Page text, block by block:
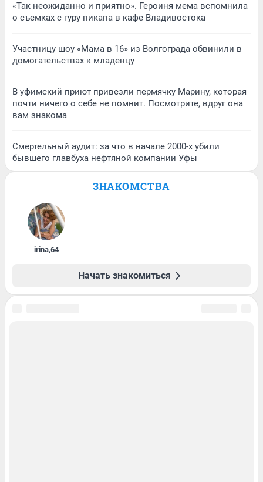
«Так неожиданно и приятно». Героиня мема вспомнила
о съемках с гуру пикапа в кафе Владивостока
Участницу шоу «Мама в 16» из Волгограда обвинили в
домогательствах к младенцу
В уфимский приют привезли пермячку Марину, которая
почти ничего о себе не помнит. Посмотрите, вдруг она
вам знакома
Смертельный аудит: за что в начале 2000-х убили
бывшего главбуха нефтяной компании Уфы
ЗНАКОМСТВА
irina,64
Начать знакомиться